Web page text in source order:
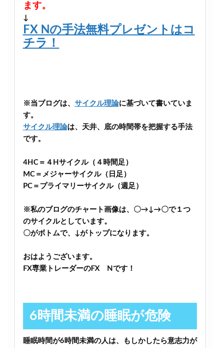
ます。
↓
FX Nの手法無料プレゼントはコ
チラ！
※当ブログは、 サイクル理論に基づいて書いていま
す。
サイクル理論は、天井、底の時間帯を把握する手法
です。
4HC＝４Hサイクル（４時間足）
MC＝メジャーサイクル（日足）
PC＝プライマリーサイクル（週足）
※私のブログのチャート画像は、〇→↓→〇で１つ
のサイクルとしています。
〇がボトムで、↓がトップになります。
おはようございます。
FX専業トレーダーのFX Nです！
6時間未満の睡眠が危険
睡眠時間が6時間未満の人は、もしかしたら意志力が